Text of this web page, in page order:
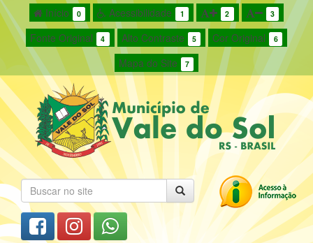
Início 0 Acessibilidade 1 2 3
Fonte Original 4 Alto Contraste 5 Cor Original 6
Mapa do Site 7